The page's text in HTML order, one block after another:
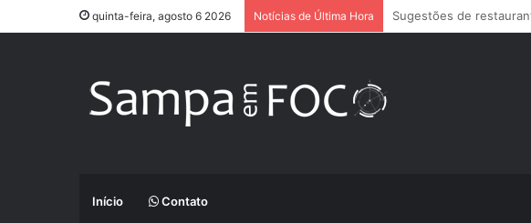
quinta-feira, agosto 6 2026 Notícias de Última Hora Apps de treino
Início Contato